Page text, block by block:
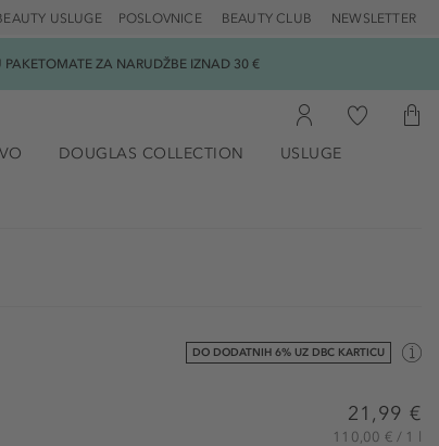
POSLOVNICE BEAUTY CLUB NEWSLETTER
USLUGE
ZA NARUDŽBE IZNAD 30 €
DOUGLAS COLLECTION USLUGE
DO DODATNIH 6% UZ DBC KARTICU
21,99 €
110,00 € / 1 l